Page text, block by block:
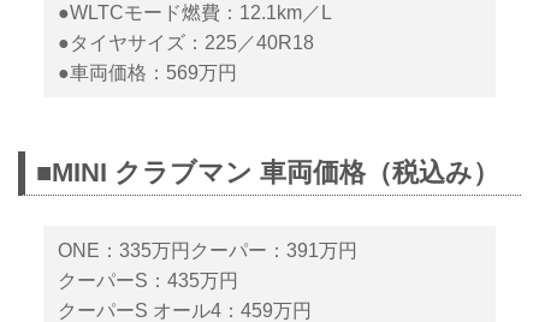
●WLTCモード燃費：12.1km／L
●タイヤサイズ：225／40R18
●車両価格：569万円
■MINI クラブマン 車両価格（税込み）
ONE：335万円クーパー：391万円
クーパーS：435万円
クーパーS オール4：459万円